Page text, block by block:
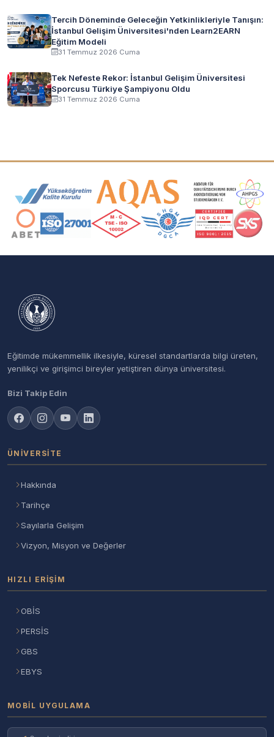
Tercih Döneminde Geleceğin Yetkinlikleriyle Tanışın:
İstanbul Gelişim Üniversitesi'nden Learn2EARN
Eğitim Modeli
31 Temmuz 2026 Cuma
Tek Nefeste Rekor: İstanbul Gelişim Üniversitesi
Sporcusu Türkiye Şampiyonu Oldu
31 Temmuz 2026 Cuma
Akreditasyon ve Üyelik Logoları
Eğitimde mükemmellik ilkesiyle, küresel standartlarda bilgi üreten,
yenilikçi ve girişimci bireyler yetiştiren dünya üniversitesi.
Bizi Takip Edin
ÜNIVERSITE
Hakkında
Tarihçe
Sayılarla Gelişim
Vizyon, Misyon ve Değerler
HIZLI ERIŞIM
OBİS
PERSİS
GBS
EBYS
MOBIL UYGULAMA